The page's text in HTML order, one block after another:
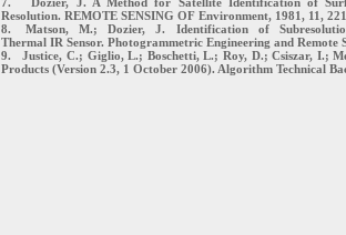
Resolution. REMOTE SENSING OF Environment, 1981, 11,
8. Matson, M.; Dozier, J. Identification of Subresolution
Thermal IR Sensor. Photogrammetric Engineering and Remote
9. Justice, C.; Giglio, L.; Boschetti, L.; Roy, D.; Csiszar, I.;
Products (Version 2.3, 1 October 2006). Algorithm Technical